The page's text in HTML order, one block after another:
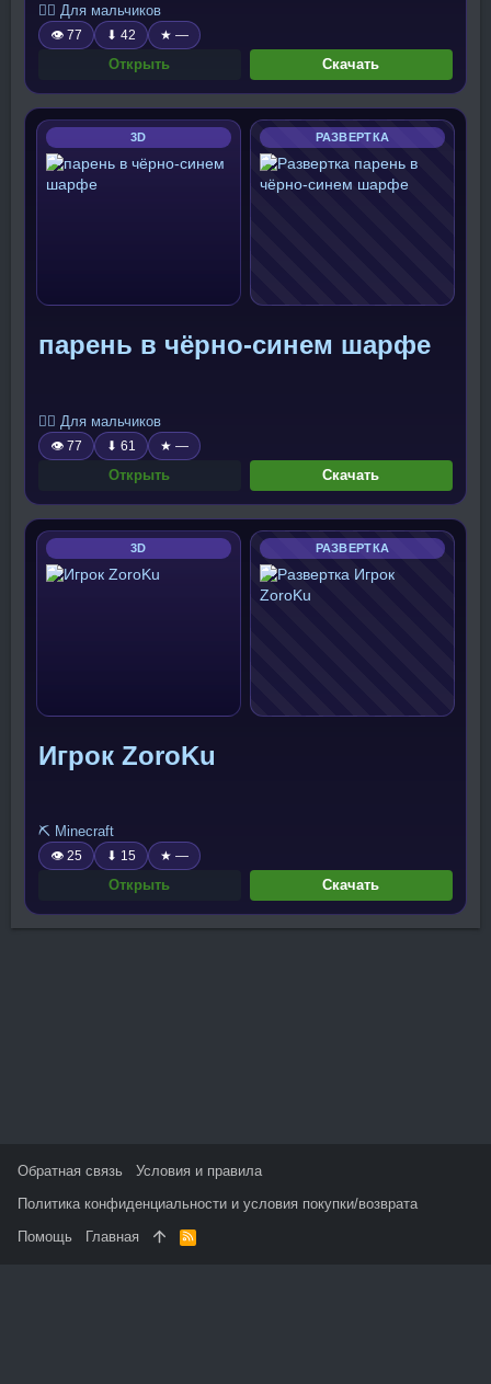
🧍‍♂️ Для мальчиков
👁 77 ⬇ 42 ★ —
Открыть Скачать
3D РАЗВЕРТКА
парень в чёрно-синем шарфе
🧍‍♂️ Для мальчиков
👁 77 ⬇ 61 ★ —
Открыть Скачать
3D РАЗВЕРТКА
Игрок ZoroKu
⛏️ Minecraft
👁 25 ⬇ 15 ★ —
Открыть Скачать
Обратная связь
Условия и правила
Политика конфиденциальности и условия покупки/возврата
Помощь
Главная
R